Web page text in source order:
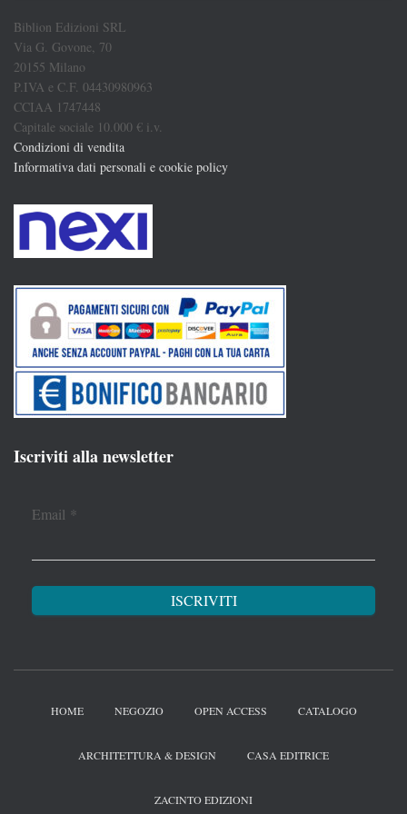
Biblion Edizioni SRL
Via G. Govone, 70
20155 Milano
P.IVA e C.F. 04430980963
CCIAA 1747448
Capitale sociale 10.000 € i.v.
Condizioni di vendita
Informativa dati personali e cookie policy
Iscriviti alla newsletter
Email *
HOME NEGOZIO OPEN ACCESS CATALOGO
ARCHITETTURA & DESIGN CASA EDITRICE
ZACINTO EDIZIONI